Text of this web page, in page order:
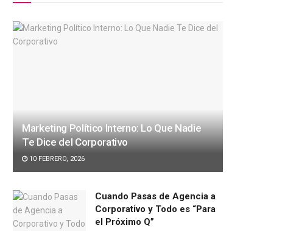
Marketing Político Interno: Lo Que Nadie
Te Dice del Corporativo
10 FEBRERO, 2026
Cuando Pasas de Agencia a
Corporativo y Todo es “Para
el Próximo Q”